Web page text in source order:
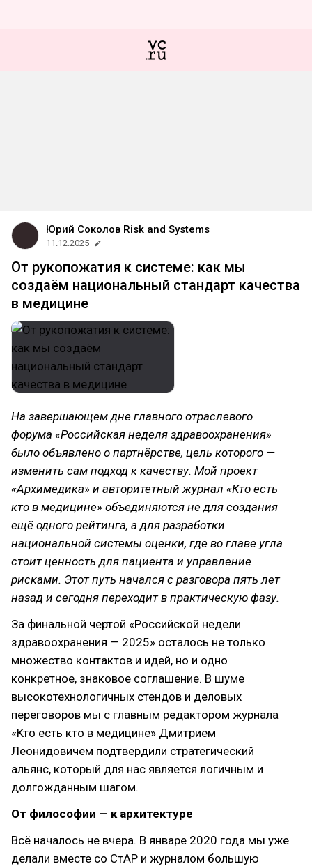
Юрий Соколов Risk and Systems
11.12.2025
От рукопожатия к системе: как мы
создаём национальный стандарт качества
в медицине
На завершающем дне главного отраслевого
форума «Российская неделя здравоохранения»
было объявлено о партнёрстве, цель которого —
изменить сам подход к качеству. Мой проект
«Архимедика» и авторитетный журнал «Кто есть
кто в медицине» объединяются не для создания
ещё одного рейтинга, а для разработки
национальной системы оценки, где во главе угла
стоит ценность для пациента и управление
рисками. Этот путь начался с разговора пять лет
назад и сегодня переходит в практическую фазу.
За финальной чертой «Российской недели
здравоохранения — 2025» осталось не только
множество контактов и идей, но и одно
конкретное, знаковое соглашение. В шуме
высокотехнологичных стендов и деловых
переговоров мы с главным редактором журнала
«Кто есть кто в медицине» Дмитрием
Леонидовичем подтвердили стратегический
альянс, который для нас является логичным и
долгожданным шагом.
От философии — к архитектуре
Всё началось не вчера. В январе 2020 года мы уже
делали вместе со СтАР и журналом большую